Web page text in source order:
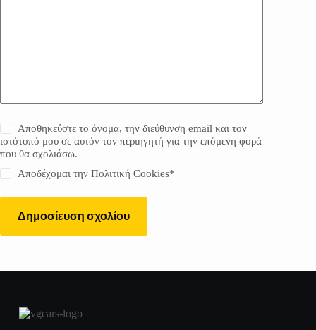
Αποθηκεύστε το όνομα, την διεύθυνση email και τον
ιστότοπό μου σε αυτόν τον περιηγητή για την επόμενη φορά
που θα σχολιάσω.
Αποδέχομαι τηνΠολιτική Cookies*
Δημοσίευση σχολίου